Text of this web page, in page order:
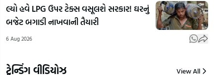
લ્યો હવે LPG ઉપર ટેક્સ વસૂલશે સરકાર! ઘરનું
બજેટ બગાડી નાખવાની તૈયારી
6 Aug 2026
ટ્રેન્ડિંગ વીડિયોઝ View All
આવી ગયા,
સાવરકુંડલા-
પર મધરાતે
પૈડા થંભ્યા
મફત